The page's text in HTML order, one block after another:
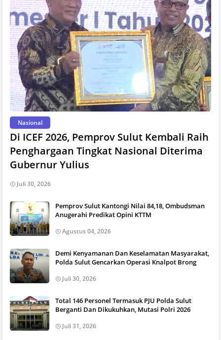
Nasional
Di ICEF 2026, Pemprov Sulut Kembali Raih
Penghargaan Tingkat Nasional Diterima
Gubernur Yulius
Juli 30, 2026
Pemprov Sulut Kantongi Nilai 84,18, Ombudsman
Anugerahi Predikat Opini KTTM
Agustus 04, 2026
Demi Kenyamanan Dan Keselamatan Masyarakat,
Polda Sulut Gencarkan Operasi Knalpot Brong
Juli 30, 2026
Total 146 Personel Termasuk PJU Polda Sulut
Berganti Dan Dikukuhkan, Mutasi Polri 2026
Juli 31, 2026